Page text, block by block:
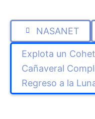
NASANET
Explota un
Cañaveral
Regreso a la